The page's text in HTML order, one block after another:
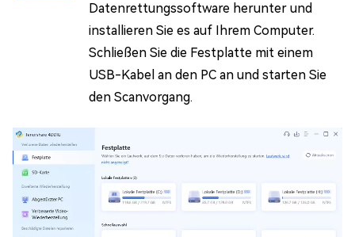
Datenrettungssoftware herunter und
installieren Sie es auf Ihrem Computer.
Schließen Sie die Festplatte mit einem
USB-Kabel an den PC an und starten Sie
den Scanvorgang.